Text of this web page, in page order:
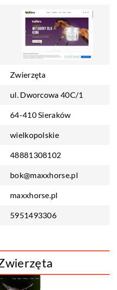
Zwierzęta
ul. Dworcowa 40C/1
64-410 Sieraków
wielkopolskie
48881308102
bok@maxxhorse.pl
maxxhorse.pl
5951493306